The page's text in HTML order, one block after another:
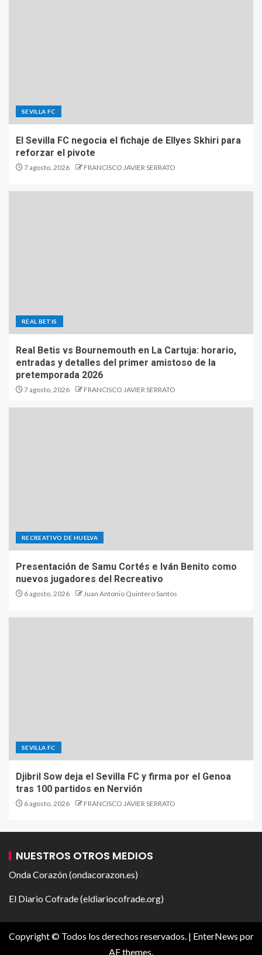
SEVILLA FC
El Sevilla FC negocia el fichaje de Ellyes Skhiri para
reforzar el pivote
7 agosto, 2026 FRANCISCO JAVIER SERRATO
REAL BETIS
Real Betis vs Bournemouth en La Cartuja: horario,
entradas y detalles del primer amistoso de la
pretemporada 2026
7 agosto, 2026 FRANCISCO JAVIER SERRATO
RECREATIVO DE HUELVA
Presentación de Samu Cortés e Iván Benito como
nuevos jugadores del Recreativo
6 agosto, 2026 Juan Antonio Quintero Santos
SEVILLA FC
Djibril Sow deja el Sevilla FC y firma por el Genoa
tras 100 partidos en Nervión
6 agosto, 2026 FRANCISCO JAVIER SERRATO
NUESTROS OTROS MEDIOS
Onda Corazón (ondacorazon.es)
El Diario Cofrade (eldiariocofrade.org)
Copyright © Todos los derechos reservados. | EnterNews por
AF themes.